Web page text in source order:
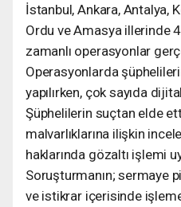
İstanbul, Ankara, Antalya,
Ordu ve Amasya illerinde
zamanlı operasyonlar
Operasyonlarda
yapılırken, çok sayıda
Şüphelilerin suçtan elde
malvarlıklarına ilişkin
haklarında gözaltı işlemi
Soruşturmanın; sermaye
ve istikrar içerisinde